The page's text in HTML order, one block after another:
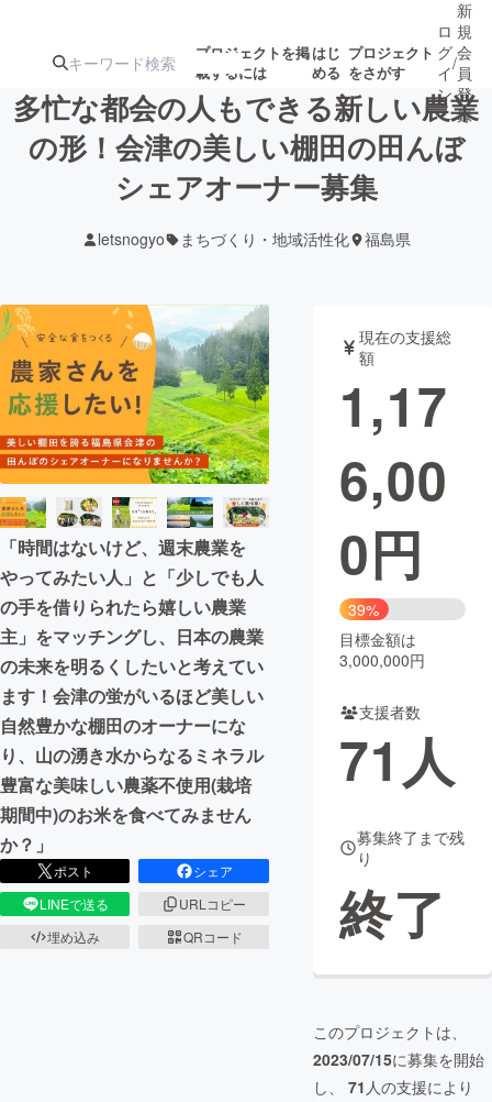
プロジェクトを掲
載するには
はじ
める
プロジェクト
をさがす
注目のリ
注目の新着プロ募集終了が近いプ
テクノロジー・ガジェット
映像・映画 書籍・雑誌
ビジネス・起業 チャレンジ
まちづくり・地域活性化
CAMPFIRE for Social Good
CAMPFIRE Creation
CAMPFIREふるさと納税machi-ya コミュニティ
ロ
グ
イ
ン
/
新
規
会
員
登
録
多忙な都会の人もできる新しい農業
の形！会津の美しい棚田の田んぼ
シェアオーナー募集
letsnogyo まちづくり・地域活性化 福島県
「時間はないけど、週末農業を
やってみたい人」と「少しでも人
の手を借りられたら嬉しい農業
主」をマッチングし、日本の農業
の未来を明るくしたいと考えてい
ます！会津の蛍がいるほど美しい
自然豊かな棚田のオーナーにな
り、山の湧き水からなるミネラル
豊富な美味しい農薬不使用(栽培
期間中)のお米を食べてみません
か？」
ポスト
シェア
LINEで送る
URLコピー
埋め込み
QRコード
現在の支援総
額
1,17
6,00
0円
39%
目標金額は
3,000,000円
支援者数
71 人
募集終了まで残
り
終了
このプロジェクトは、
2023/07/15に募集を開始
し、 71 人の支援により